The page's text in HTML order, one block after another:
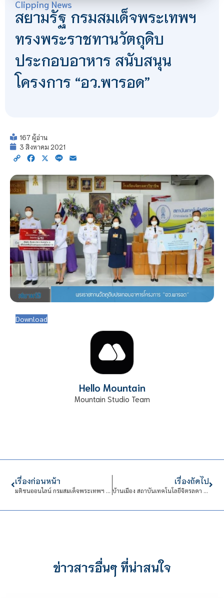
Clipping News
สยามรัฐ กรมสมเด็จพระเทพฯ
ทรงพระราชทานวัตถุดิบ
ประกอบอาหาร สนับสนุน
โครงการ “อว.พารอด”
167 ผู้อ่าน
3 สิงหาคม 2021
Copy Facebook
X Line
Download
Hello Mountain
Mountain Studio Team
เรื่องก่อนหน้า
มติชนออนไลน์ กรมสมเด็จพระเทพฯ พระราชทานวัตถุดิบประกอบอาหารโครงการ ‘อว.พารอด’
เรื่องถัดไป
บ้านเมือง สถาบันเทคโนโลยีจิตรลดา ส่งมอบวัตถุดิบพระราชทานแก่กระทรวงการอุดมศึกษา
ข่าวสารอื่นๆ ที่น่าสนใจ